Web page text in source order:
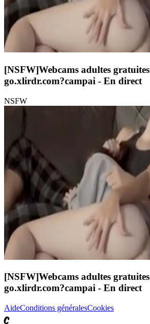
[NSFW]Webcams adultes gratuites
go.xlirdr.com?campai - En direct
NSFW
[NSFW]Webcams adultes gratuites
go.xlirdr.com?campai - En direct
AideConditions généralesCookies
C